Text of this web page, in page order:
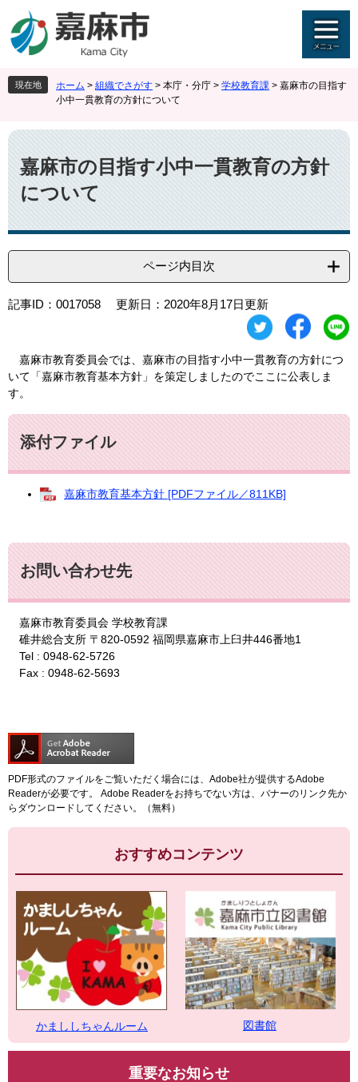
ジ
先
頭
。
ュ
を
飛
て
本
文
へ
現在地 ホーム > 組織でさがす > 本庁・分庁 > 学校教育課 > 嘉麻市の目指す
小中一貫教育の方針について
本
文
嘉麻市の目指す小中一貫教育の方針
について
ページ内目次
記事ID：0017058 更新日：2020年8月17日更新
嘉麻市教育委員会では、嘉麻市の目指す小中一貫教育の方針につ
いて「嘉麻市教育基本方針」を策定しましたのでここに公表しま
す。
添付ファイル
嘉麻市教育基本方針 [PDFファイル／811KB]
お問い合わせ先
嘉麻市教育委員会 学校教育課
碓井総合支所 〒820-0592 福岡県嘉麻市上臼井446番地1
Tel : 0948-62-5726
Fax : 0948-62-5693
PDF形式のファイルをご覧いただく場合には、Adobe社が提供するAdobe
Readerが必要です。
Adobe Readerをお持ちでない方は、バナーのリンク先か
らダウンロードしてください。（無料）
おすすめコンテンツ
かまししちゃんルーム 図書館
重要なお知らせ